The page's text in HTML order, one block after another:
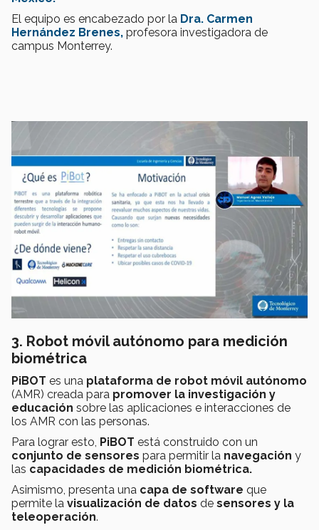
El equipo es encabezado por la Dra. Carmen
Hernández Brenes, profesora investigadora de
campus Monterrey.
3. Robot móvil autónomo para medición
biométrica
PiBOT es una plataforma de robot móvil autónomo
(AMR) creada para promover la investigación y
educación sobre las aplicaciones e interacciones de
los AMR con las personas.
Para lograr esto, PiBOT está construido con un
conjunto de sensores para permitir la navegación y
las capacidades de medición biométrica.
Asimismo, presenta una capa de software que
permite la visualización de datos de sensores y la
teleoperación.